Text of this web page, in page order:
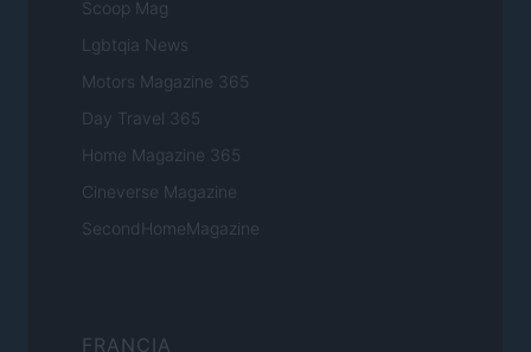
Scoop Mag
Lgbtqia News
Motors Magazine 365
Day Travel 365
Home Magazine 365
Cineverse Magazine
SecondHomeMagazine
FRANCIA